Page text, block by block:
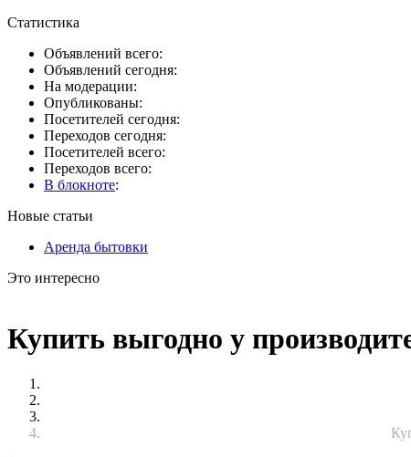
Статистика
Объявлений всего:
Объявлений сегодня:
На модерации:
Опубликованы:
Посетителей сегодня:
Переходов сегодня:
Посетителей всего:
Переходов всего:
В блокноте:
Новые статьи
Аренда бытовки
Это интересно
Купить выгодно у